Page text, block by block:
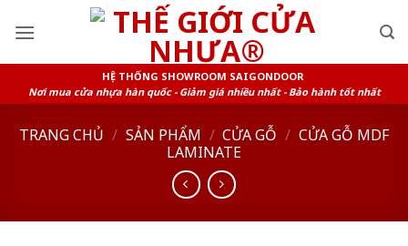
HỆ THỐNG SHOWROOM SAIGONDOOR
Nơi mua cửa nhựa hàn quốc - Giảm giá nhiều nhất - Bảo hành tốt nhất
TRANG CHỦ / SẢN PHẨM / CỬA GỖ / CỬA GỖ MDF
LAMINATE